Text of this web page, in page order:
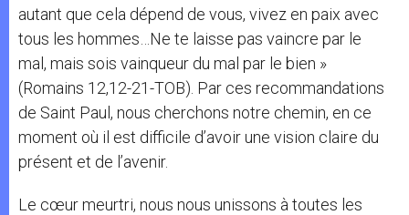
autant que cela dépend de vous, vivez en paix avec
tous les hommes…Ne te laisse pas vaincre par le
mal, mais sois vainqueur du mal par le bien »
(Romains 12,12-21-TOB). Par ces recommandations
de Saint Paul, nous cherchons notre chemin, en ce
moment où il est difficile d’avoir une vision claire du
présent et de l’avenir.
Le cœur meurtri, nous nous unissons à toutes les